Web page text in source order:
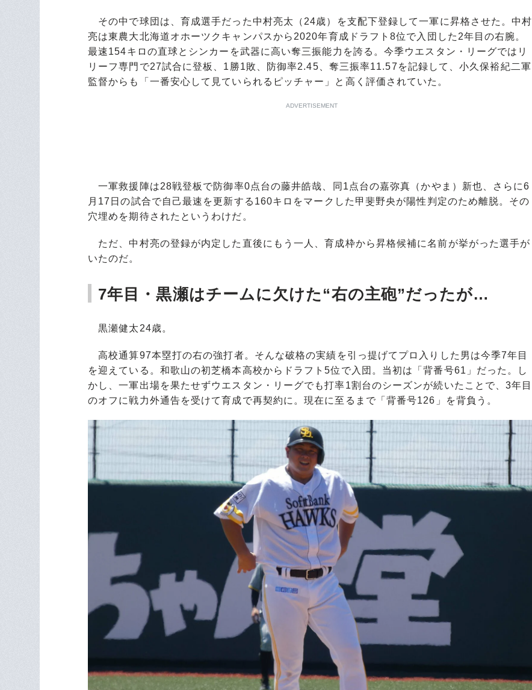
その中で球団は、育成選手だった中村亮太（24歳）を支配下登録して一軍に昇格させた。中村
亮は東農大北海道オホーツクキャンパスから2020年育成ドラフト8位で入団した2年目の右腕。
最速154キロの直球とシンカーを武器に高い奪三振能力を誇る。今季ウエスタン・リーグではリ
リーフ専門で27試合に登板、1勝1敗、防御率2.45、奪三振率11.57を記録して、小久保裕紀二軍
監督からも「一番安心して見ていられるピッチャー」と高く評価されていた。
ADVERTISEMENT
一軍救援陣は28戦登板で防御率0点台の藤井皓哉、同1点台の嘉弥真（かやま）新也、さらに6
月17日の試合で自己最速を更新する160キロをマークした甲斐野央が陽性判定のため離脱。その
穴埋めを期待されたというわけだ。
ただ、中村亮の登録が内定した直後にもう一人、育成枠から昇格候補に名前が挙がった選手が
いたのだ。
7年目・黒瀬はチームに欠けた“右の主砲”だったが…
黒瀬健太24歳。
高校通算97本塁打の右の強打者。そんな破格の実績を引っ提げてプロ入りした男は今季7年目
を迎えている。和歌山の初芝橋本高校からドラフト5位で入団。当初は「背番号61」だった。し
かし、一軍出場を果たせずウエスタン・リーグでも打率1割台のシーズンが続いたことで、3年目
のオフに戦力外通告を受けて育成で再契約に。現在に至るまで「背番号126」を背負う。